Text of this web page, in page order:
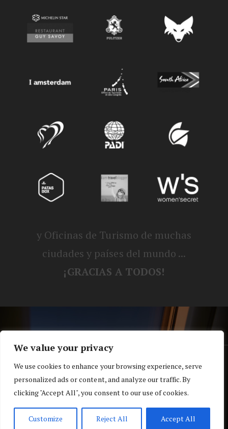
We value your privacy
We use cookies to enhance your browsing experience, serve
personalized ads or content, and analyze our traffic. By
clicking "Accept All", you consent to our use of cookies.
Customize Reject All Accept All
y Oficinas de Turismo de muchas
ciudades y países del mundo ...
¡GRACIAS A TODOS!
® Blog personal de Alex, Nerea, Turbo y
Koko |Política de privacidad y cookies
Top